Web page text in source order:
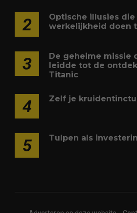
2
Optische illusies die
werkelijkheid doen
3
De geheime missie
leidde tot de
Titanic
4 Zelf je
5 Tulpen als